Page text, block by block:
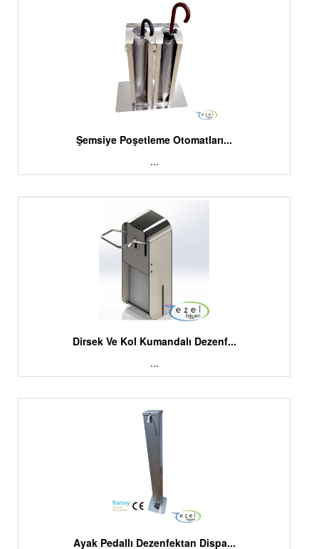
Şemsiye Poşetleme Otomatları...
...
Dirsek Ve Kol Kumandalı Dezenf...
...
Ayak Pedallı Dezenfektan Dispa...